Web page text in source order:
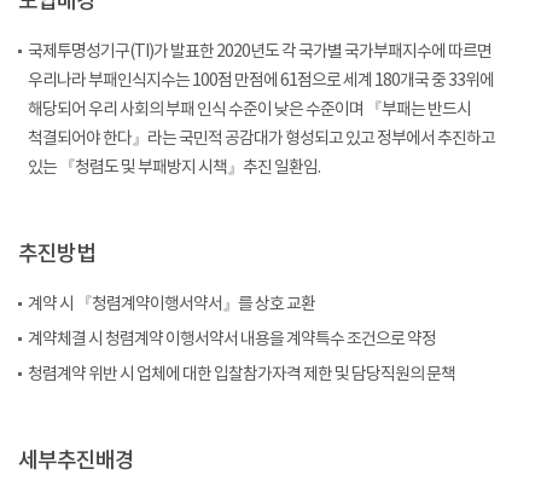
국제투명성기구(TI)가 발표한 2020년도 각 국가별 국가부패지수에 따르면
우리나라 부패인식지수는 100점 만점에 61점으로 세계 180개국 중 33위에
해당되어 우리 사회의 부패 인식 수준이 낮은 수준이며 『부패는 반드시
척결되어야 한다』라는 국민적 공감대가 형성되고 있고 정부에서 추진하고
있는 『청렴도 및 부패방지 시책』추진 일환임.
추진방법
계약 시 『청렴계약이행서약서』를 상호 교환
계약체결 시 청렴계약 이행서약서 내용을 계약특수 조건으로 약정
청렴계약 위반 시 업체에 대한 입찰참가자격 제한 및 담당직원의 문책
세부추진배경